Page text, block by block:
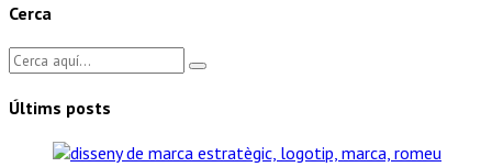
Cerca
Últims posts